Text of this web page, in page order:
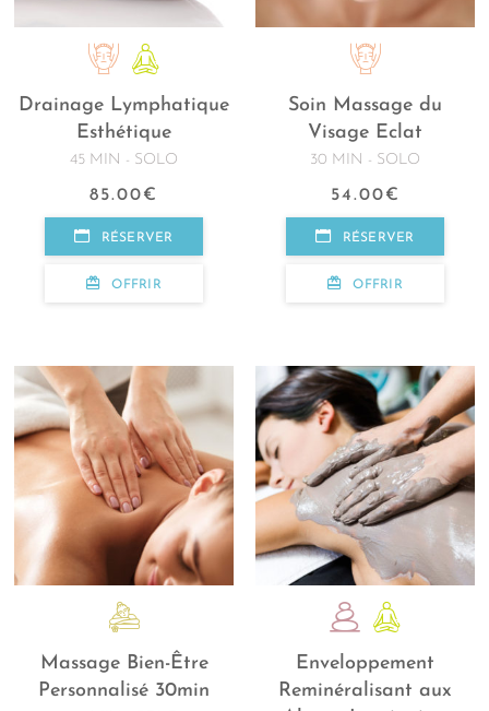
Drainage Lymphatique
Esthétique
45 MIN - SOLO
85.00€
RÉSERVER
OFFRIR
Soin Massage du
Visage Eclat
30 MIN - SOLO
54.00€
RÉSERVER
OFFRIR
Massage Bien-Être
Personnalisé 30min
Enveloppement
Reminéralisant aux